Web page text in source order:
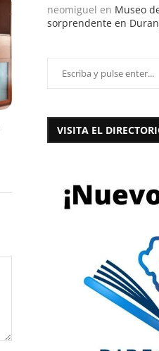
neomiguel en Museo
sorprendente en
VISITA EL